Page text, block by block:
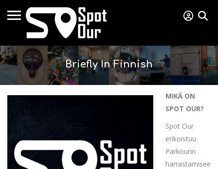
Briefly In Finnish
MIKÄ ON
SPOT OUR?
Spot Our
erikoistuu
Parkourin
harrastamisee